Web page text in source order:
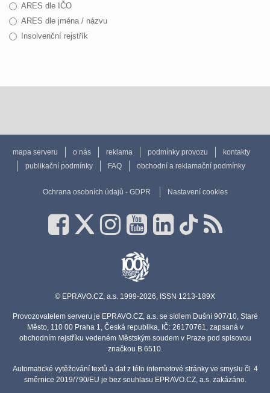
ARES dle IČO
ARES dle jména / názvu
Insolvenční rejstřík
mapa serveru o nás reklama podmínky provozu
kontakty
publikační podmínky
FAQ obchodní a reklamační podmínky
Ochrana osobních údajů - GDPR Nastavení cookies
© EPRAVO.CZ, a.s. 1999-2026, ISSN 1213-189X
Provozovatelem serveru je EPRAVO.CZ, a.s. se sídlem Dušní 907/10, Staré
Město, 110 00 Praha 1, Česká republika, IČ: 26170761, zapsaná v
obchodním rejstříku vedeném Městským soudem v Praze pod spisovou
značkou B 6510.
Automatické vytěžování textů a dat z této internetové stránky ve smyslu čl. 4
směrnice 2019/790/EU je bez souhlasu EPRAVO.CZ, a.s. zakázáno.